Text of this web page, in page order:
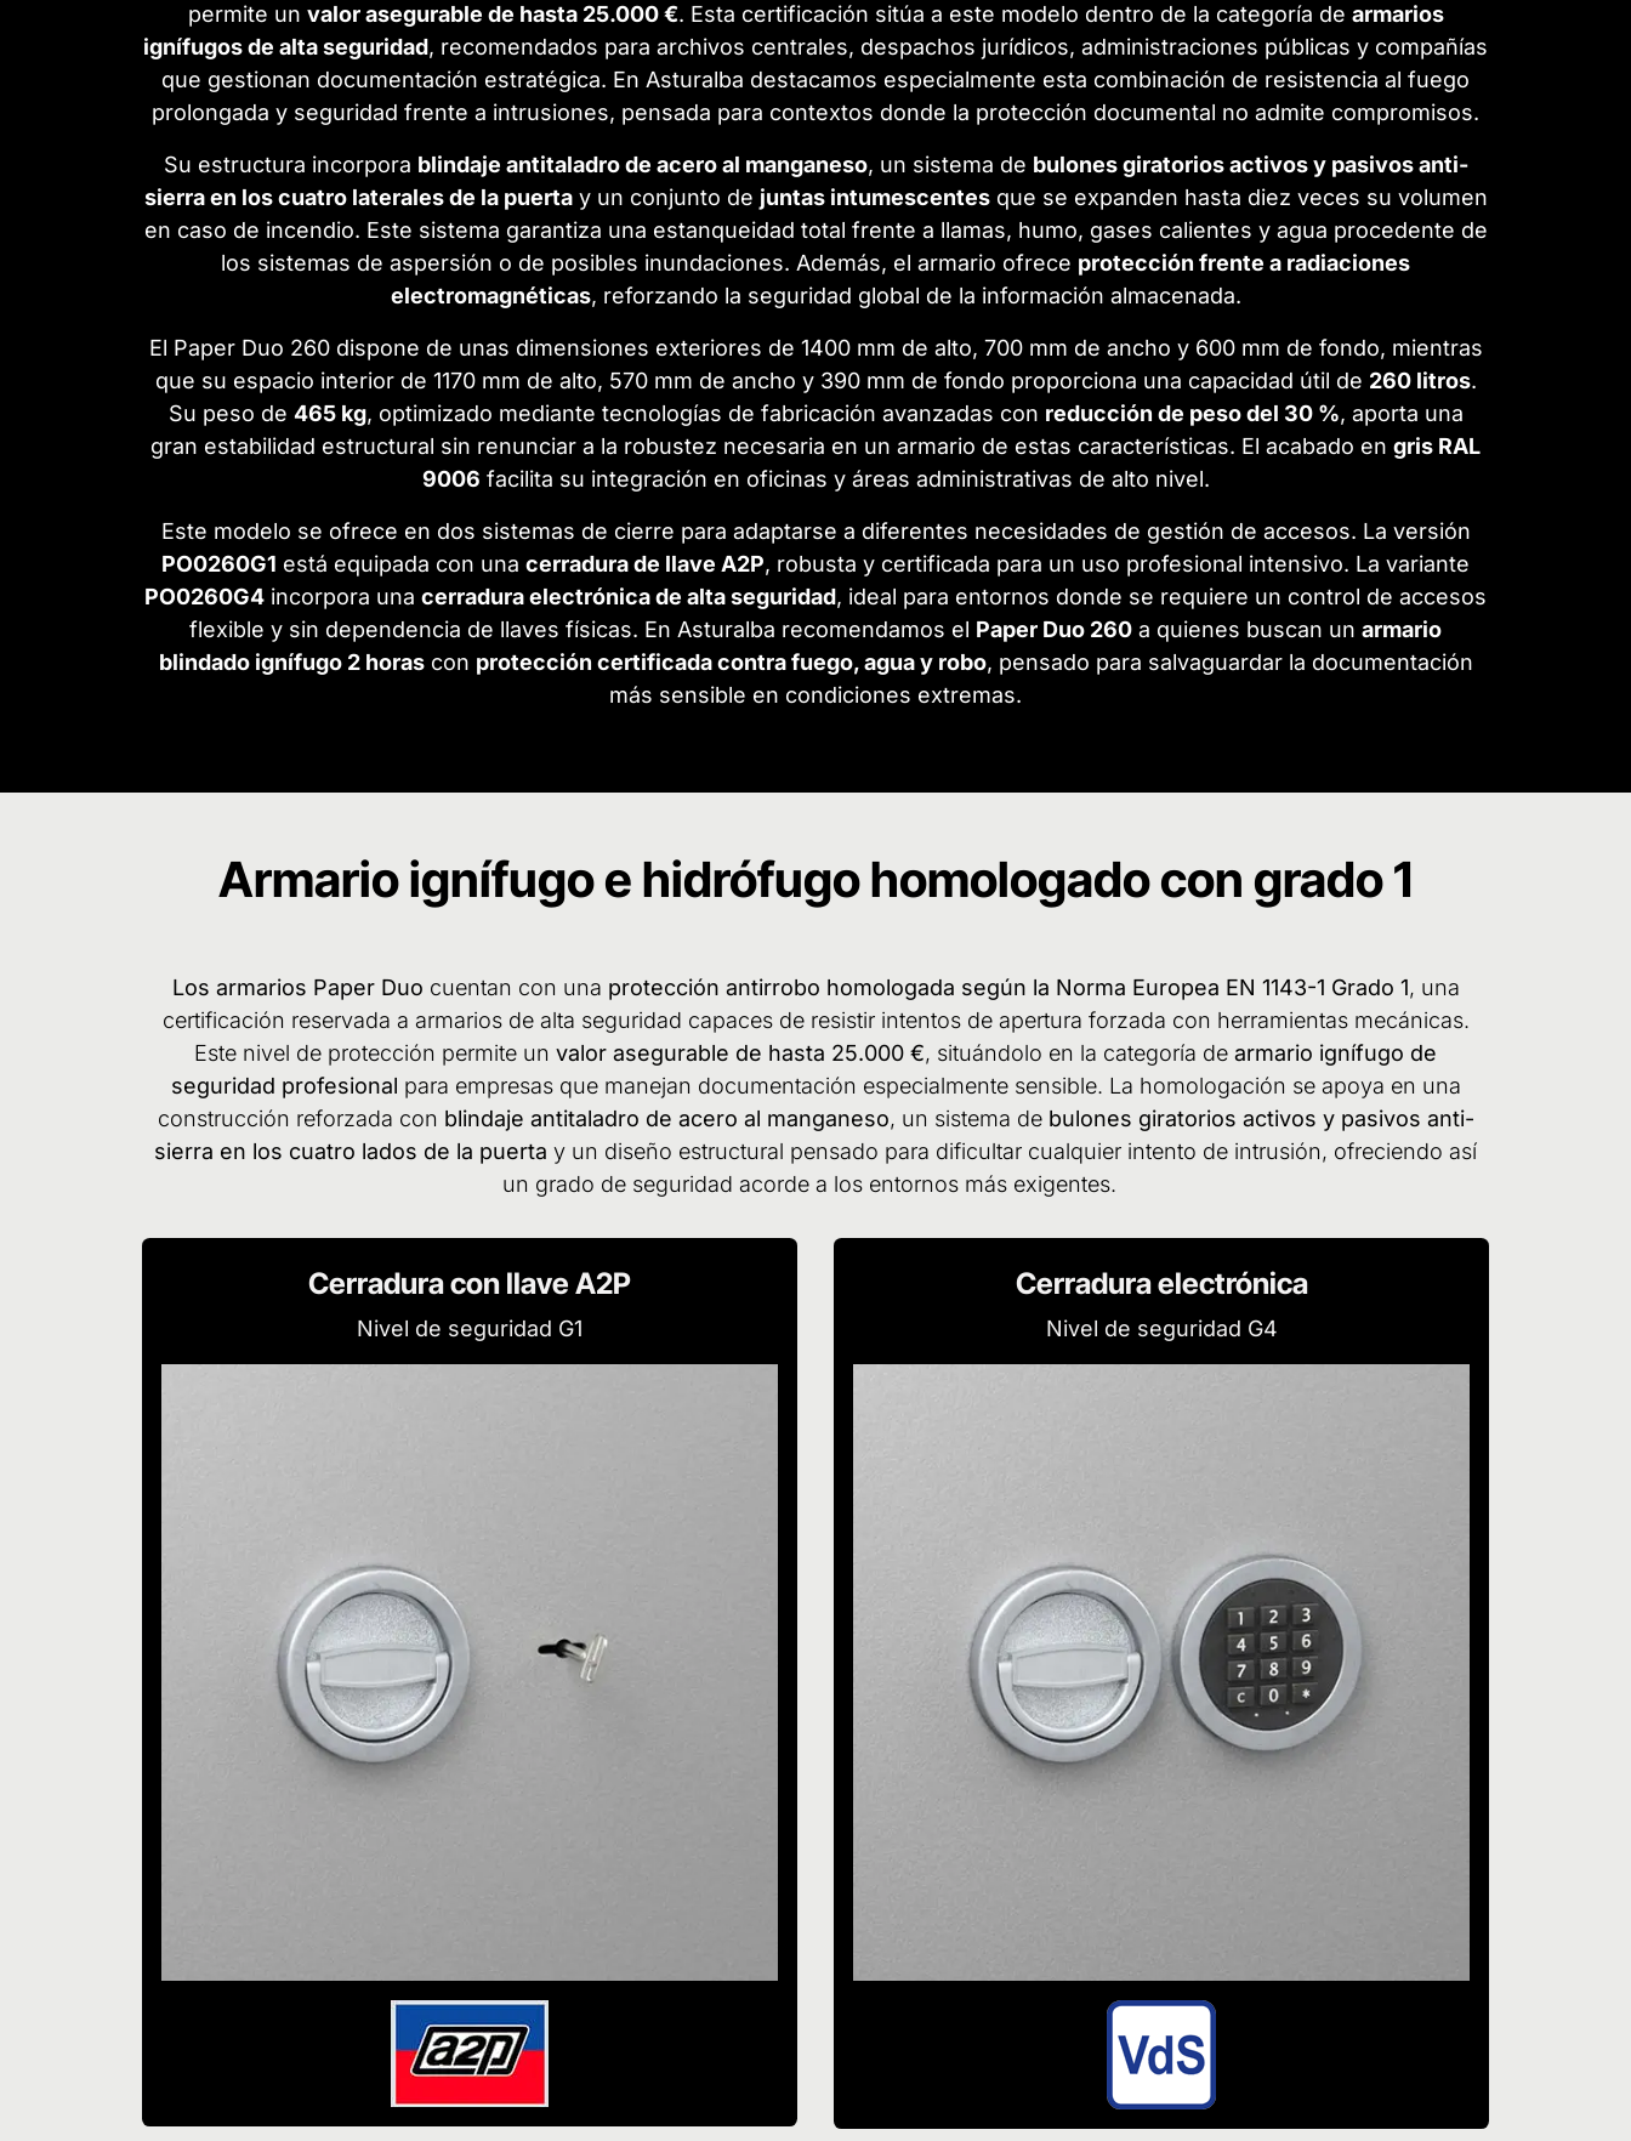
permite un valor asegurable de hasta 25.000 €. Esta certificación sitúa a este modelo dentro de la categoría de armarios
ignífugos de alta seguridad, recomendados para archivos centrales, despachos jurídicos, administraciones públicas y compañías
que gestionan documentación estratégica. En Asturalba destacamos especialmente esta combinación de resistencia al fuego
prolongada y seguridad frente a intrusiones, pensada para contextos donde la protección documental no admite compromisos.
Su estructura incorpora blindaje antitaladro de acero al manganeso, un sistema de bulones giratorios activos y pasivos anti-
sierra en los cuatro laterales de la puertay un conjunto de juntas intumescentesque se expanden hasta diez veces su volumen
en caso de incendio. Este sistema garantiza una estanqueidad total frente a llamas, humo, gases calientes y agua procedente de
los sistemas de aspersión o de posibles inundaciones. Además, el armario ofrece protección frente a radiaciones
electromagnéticas, reforzando la seguridad global de la información almacenada.
El Paper Duo 260 dispone de unas dimensiones exteriores de 1400 mm de alto, 700 mm de ancho y 600 mm de fondo, mientras
que su espacio interior de 1170 mm de alto, 570 mm de ancho y 390 mm de fondo proporciona una capacidad útil de 260 litros.
Su peso de 465 kg, optimizado mediante tecnologías de fabricación avanzadas con reducción de peso del 30 %, aporta una
gran estabilidad estructural sin renunciar a la robustez necesaria en un armario de estas características. El acabado en gris RAL
9006 facilita su integración en oficinas y áreas administrativas de alto nivel.
Este modelo se ofrece en dos sistemas de cierre para adaptarse a diferentes necesidades de gestión de accesos. La versión
PO0260G1 está equipada con una cerradura de llave A2P, robusta y certificada para un uso profesional intensivo. La variante
PO0260G4 incorpora una cerradura electrónica de alta seguridad, ideal para entornos donde se requiere un control de accesos
flexible y sin dependencia de llaves físicas. En Asturalba recomendamos el Paper Duo 260 a quienes buscan un armario
blindado ignífugo 2 horascon protección certificada contra fuego, agua y robo, pensado para salvaguardar la documentación
más sensible en condiciones extremas.
Armario ignífugo e hidrófugo homologado con grado 1
Los armarios Paper Duo cuentan con una protección antirrobo homologada según la Norma Europea EN 1143-1 Grado 1, una
certificación reservada a armarios de alta seguridad capaces de resistir intentos de apertura forzada con herramientas mecánicas.
Este nivel de protección permite un valor asegurable de hasta 25.000 €, situándolo en la categoría de armario ignífugo de
seguridad profesional para empresas que manejan documentación especialmente sensible. La homologación se apoya en una
construcción reforzada con blindaje antitaladro de acero al manganeso, un sistema de bulones giratorios activos y pasivos anti-
sierra en los cuatro lados de la puerta y un diseño estructural pensado para dificultar cualquier intento de intrusión, ofreciendo así
un grado de seguridad acorde a los entornos más exigentes.
Cerradura con llave A2P
Nivel de seguridad G1
Cerradura electrónica
Nivel de seguridad G4